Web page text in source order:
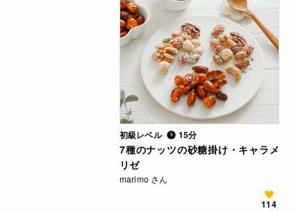
初級レベル 15分
7種のナッツの砂糖掛け・キャラメ
リゼ
marimo さん
114